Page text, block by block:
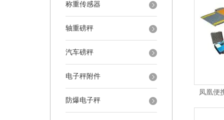
称重传感器
轴重磅秤
汽车磅秤
电子秤附件
防爆电子秤
凤凰便